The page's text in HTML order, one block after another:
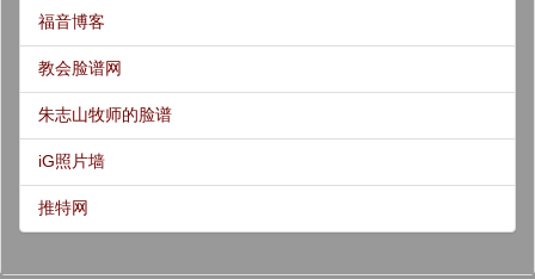
福音博客
教会脸谱网
朱志山牧师的脸谱
iG照片墙
推特网